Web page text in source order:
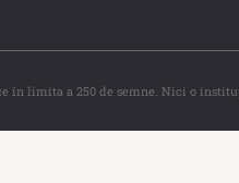
în limita a 250 de semne. Nici o